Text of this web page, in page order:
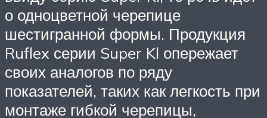
о одноцветной черепице
шестигранной формы. Продукция
Ruflex серии Super Kl опережает
своих аналогов по ряду
показателей, таких как легкость при
монтаже гибкой черепицы,